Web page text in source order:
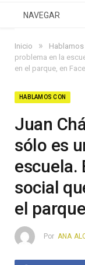
NAVEGAR
Inicio »
problema en la
en el parque, en
HABLAMOS CON
Juan
sólo es
escuela.
social
el
Por ANA